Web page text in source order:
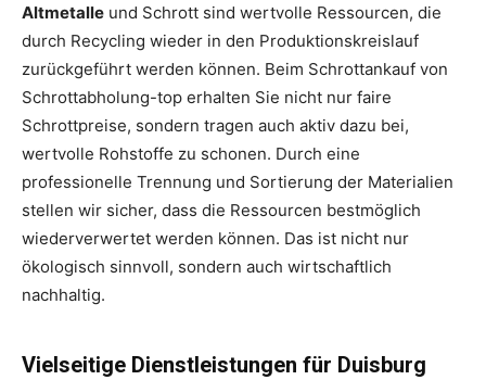
Altmetalle und Schrott sind wertvolle Ressourcen, die
durch Recycling wieder in den Produktionskreislauf
zurückgeführt werden können. Beim Schrottankauf von
Schrottabholung-top erhalten Sie nicht nur faire
Schrottpreise, sondern tragen auch aktiv dazu bei,
wertvolle Rohstoffe zu schonen. Durch eine
professionelle Trennung und Sortierung der Materialien
stellen wir sicher, dass die Ressourcen bestmöglich
wiederverwertet werden können. Das ist nicht nur
ökologisch sinnvoll, sondern auch wirtschaftlich
nachhaltig.
Vielseitige Dienstleistungen für Duisburg